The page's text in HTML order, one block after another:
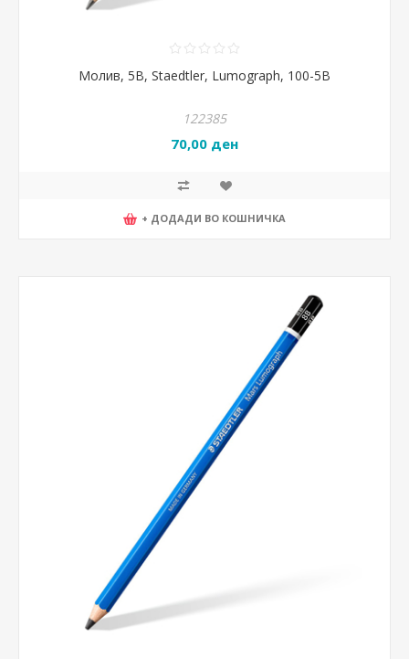
Молив, 5B, Staedtler, Lumograph, 100-5B
122385
70,00 ден
+ ДОДАДИ ВО КОШНИЧКА